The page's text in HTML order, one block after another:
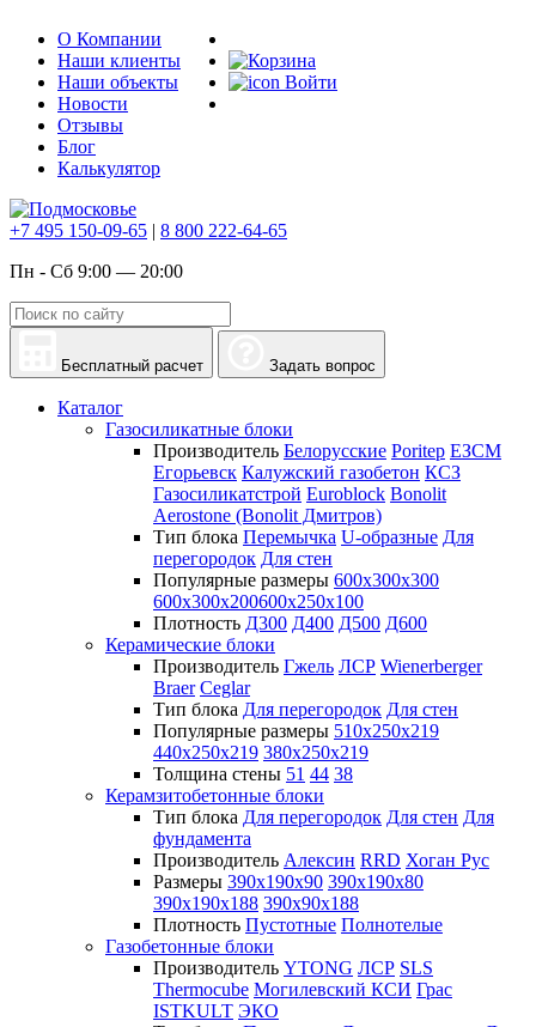
О Компании
Наши клиенты
Наши объекты
Новости
Отзывы
Блог
Калькулятор
Войти
+7 495 150-09-65 | 8 800 222-64-65
Пн - Сб 9:00 — 20:00
Бесплатный расчет Задать вопрос
Каталог
Газосиликатные блоки
Производитель Белорусские Poritep ЕЗСМ
Егорьевск Калужский газобетон КСЗ
Газосиликатстрой Euroblock Bonolit
Aerostone (Bonolit Дмитров)
Тип блока Перемычка U-образные Для
перегородок Для стен
Популярные размеры 600х300х300
600х300х200600х250х100
Плотность Д300 Д400 Д500 Д600
Керамические блоки
Производитель Гжель ЛСР Wienerberger
Braer Ceglar
Тип блока Для перегородок Для стен
Популярные размеры 510х250х219
440х250х219 380х250х219
Толщина стены 51 44 38
Керамзитобетонные блоки
Тип блока Для перегородок Для стен Для
фундамента
Производитель Алексин RRD Хоган Рус
Размеры 390х190х90 390х190х80
390х190х188 390х90х188
Плотность Пустотные Полнотелые
Газобетонные блоки
Производитель YTONG ЛСР SLS
Thermocube Могилевский КСИ Грас
ISTKULT ЭКО